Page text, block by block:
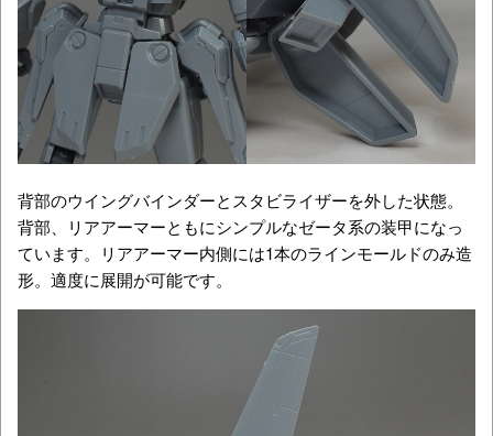
背部のウイングバインダーとスタビライザーを外した状態。
背部、リアアーマーともにシンプルなゼータ系の装甲になっ
ています。リアアーマー内側には1本のラインモールドのみ造
形。適度に展開が可能です。